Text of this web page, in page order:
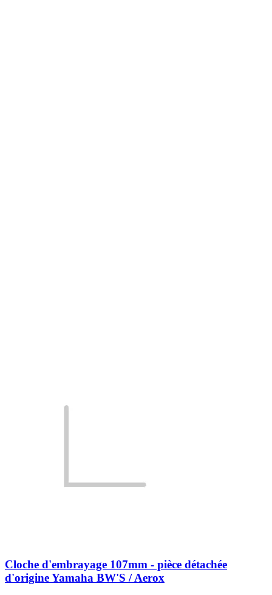
Cloche d'embrayage 107mm - pièce détachée
d'origine Yamaha BW'S / Aerox